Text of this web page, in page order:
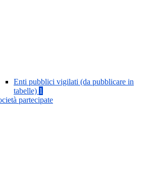
Enti pubblici vigilati (da pubblicare in
tabelle) 1
partecipate